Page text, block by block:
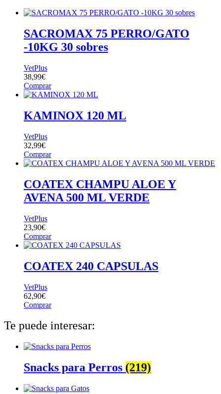
SACROMAX 75 PERRO/GATO
-10KG 30 sobres
VetPlus
38,99€
Comprar
KAMINOX 120 ML
VetPlus
32,99€
Comprar
COATEX CHAMPU ALOE Y
AVENA 500 ML VERDE
VetPlus
23,90€
Comprar
COATEX 240 CAPSULAS
VetPlus
62,90€
Comprar
Te puede interesar:
Snacks para Perros (219)